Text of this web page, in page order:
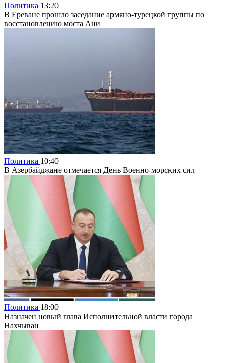
Политика 13:20
В Ереване прошло заседание армяно-турецкой группы по
восстановлению моста Ани
Политика 10:40
В Азербайджане отмечается День Военно-морских сил
Политика 18:00
Назначен новый глава Исполнительной власти города
Нахчыван